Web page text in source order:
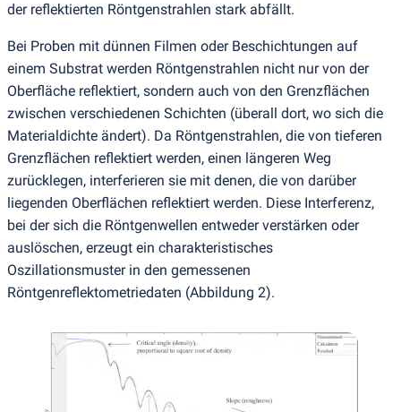
der reflektierten Röntgenstrahlen stark abfällt.
Bei Proben mit dünnen Filmen oder Beschichtungen auf
einem Substrat werden Röntgenstrahlen nicht nur von der
Oberfläche reflektiert, sondern auch von den Grenzflächen
zwischen verschiedenen Schichten (überall dort, wo sich die
Materialdichte ändert). Da Röntgenstrahlen, die von tieferen
Grenzflächen reflektiert werden, einen längeren Weg
zurücklegen, interferieren sie mit denen, die von darüber
liegenden Oberflächen reflektiert werden. Diese Interferenz,
bei der sich die Röntgenwellen entweder verstärken oder
auslöschen, erzeugt ein charakteristisches
Oszillationsmuster in den gemessenen
Röntgenreflektometriedaten (Abbildung 2).